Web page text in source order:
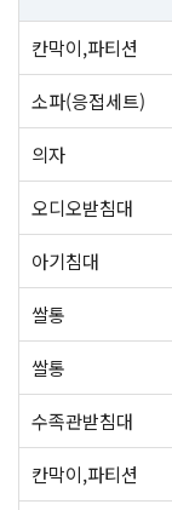
칸막이,파티션
소파(응접세트)
의자
오디오받침대
아기침대
쌀통
쌀통
수족관받침대
칸막이,파티션